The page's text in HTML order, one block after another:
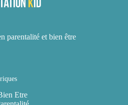
parentalité et bien être
Etre